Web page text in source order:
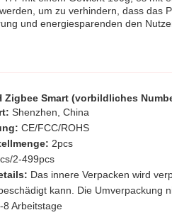
um zu verhindern, dass das
und energiesparenden den
Zigbee Smart (vorbildliches
Shenzhen, China
CE/FCC/ROHS
2pcs
2-499pcs
Das innere Verpacken wird
kann. Die Umverpackung
8 Arbeitstage